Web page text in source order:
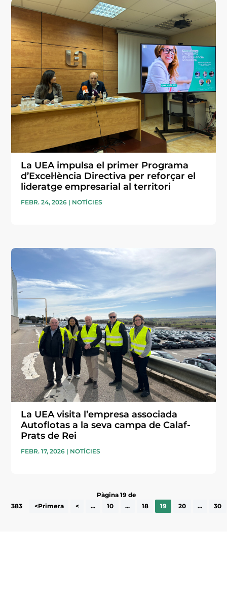
La UEA impulsa el primer Programa
d’Excel·lència Directiva per reforçar el
lideratge empresarial al territori
FEBR. 24, 2026 | NOTÍCIES
La UEA visita l’empresa associada
Autoflotas a la seva campa de Calaf-
Prats de Rei
FEBR. 17, 2026 | NOTÍCIES
Pàgina 19 de
383
<Primera < ... 10 ... 18 19 20 ... 30